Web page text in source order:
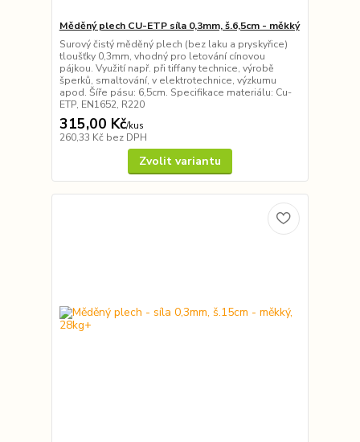
Měděný plech CU-ETP síla 0,3mm, š.6,5cm - měkký
Surový čistý měděný plech (bez laku a pryskyřice)
tloušťky 0,3mm, vhodný pro letování cínovou
pájkou. Využití např. při tiffany technice, výrobě
šperků, smaltování, v elektrotechnice, výzkumu
apod. Šíře pásu: 6,5cm. Specifikace materiálu: Cu-
ETP, EN1652, R220
315,00 Kč/kus
260,33 Kč bez DPH
Zvolit variantu